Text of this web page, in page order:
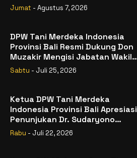
Jumat - Agustus 7, 2026
DPW Tani Merdeka Indonesia
Provinsi Bali Resmi Dukung Don
Muzakir Mengisi Jabatan Wakil
Menteri Pertanian RI
Sabtu - Juli 25, 2026
Ketua DPW Tani Merdeka
Indonesia Provinsi Bali Apresiasi
Penunjukan Dr. Sudaryono
sebagai Kepala Badan Gizi
Rabu - Juli 22, 2026